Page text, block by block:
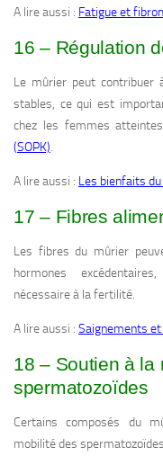
A lire aussi : Fatigue et
16 – Régulation
Le mûrier peut contribuer
stables, ce qui est
chez les femmes
(SOPK).
A lire aussi : Les bienfaits
17 – Fibres
Les fibres du mûrier
hormones
nécessaire à la fertilité.
A lire aussi : Saignements
18 – Soutien à la
spermatozoïdes
Certains composés du
mobilité des